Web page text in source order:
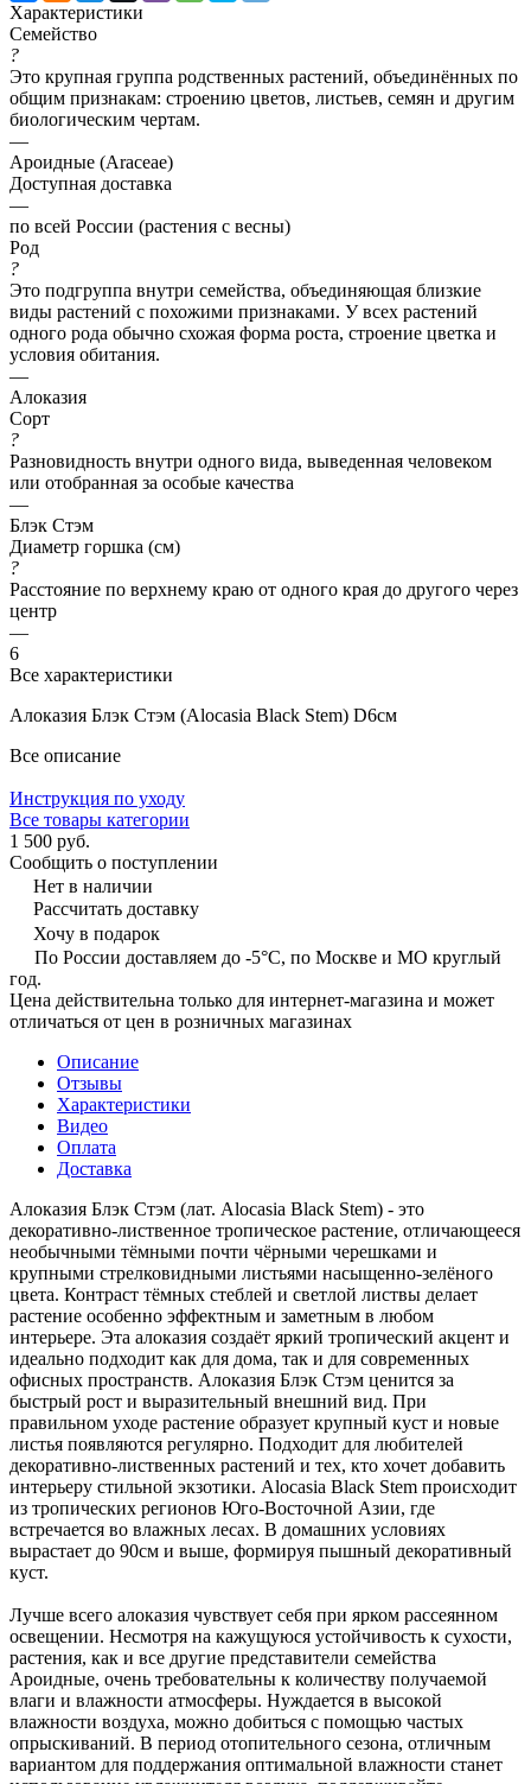
Характеристики
Семейство
?
Это крупная группа родственных растений, объединённых по
общим признакам: строению цветов, листьев, семян и другим
биологическим чертам.
—
Ароидные (Araceae)
Доступная доставка
—
по всей России (растения с весны)
Род
?
Это подгруппа внутри семейства, объединяющая близкие
виды растений с похожими признаками. У всех растений
одного рода обычно схожая форма роста, строение цветка и
условия обитания.
—
Алоказия
Сорт
?
Разновидность внутри одного вида, выведенная человеком
или отобранная за особые качества
—
Блэк Стэм
Диаметр горшка (см)
?
Расстояние по верхнему краю от одного края до другого через
центр
—
6
Все характеристики
Алоказия Блэк Стэм (Alocasia Black Stem) D6см
Все описание
Инструкция по уходу
Все товары категории
1 500 руб.
Сообщить о поступлении
Нет в наличии
Рассчитать доставку
Хочу в подарок
По России доставляем до -5°C, по Москве и МО круглый
год.
Цена действительна только для интернет-магазина и может
отличаться от цен в розничных магазинах
Описание
Отзывы
Характеристики
Видео
Оплата
Доставка
Алоказия Блэк Стэм (лат. Alocasia Black Stem) - это
декоративно-лиственное тропическое растение, отличающееся
необычными тёмными почти чёрными черешками и
крупными стрелковидными листьями насыщенно-зелёного
цвета. Контраст тёмных стеблей и светлой листвы делает
растение особенно эффектным и заметным в любом
интерьере. Эта алоказия создаёт яркий тропический акцент и
идеально подходит как для дома, так и для современных
офисных пространств. Алоказия Блэк Стэм ценится за
быстрый рост и выразительный внешний вид. При
правильном уходе растение образует крупный куст и новые
листья появляются регулярно. Подходит для любителей
декоративно-лиственных растений и тех, кто хочет добавить
интерьеру стильной экзотики. Alocasia Black Stem происходит
из тропических регионов Юго-Восточной Азии, где
встречается во влажных лесах. В домашних условиях
вырастает до 90см и выше, формируя пышный декоративный
куст.
Лучше всего алоказия чувствует себя при ярком рассеянном
освещении. Несмотря на кажущуюся устойчивость к сухости,
растения, как и все другие представители семейства
Ароидные, очень требовательны к количеству получаемой
влаги и влажности атмосферы. Нуждается в высокой
влажности воздуха, можно добиться с помощью частых
опрыскиваний. В период отопительного сезона, отличным
вариантом для поддержания оптимальной влажности станет